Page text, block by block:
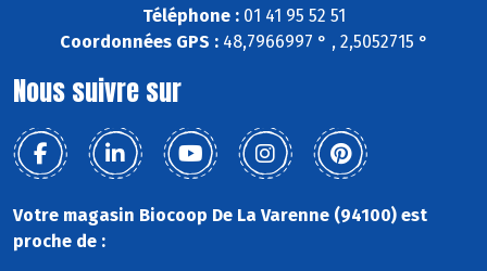
Téléphone :01 41 95 52 51
Coordonnées GPS :48,7966997 ° , 2,5052715 °
Nous suivre sur
Votre magasin Biocoop De La Varenne (94100) est
proche de :